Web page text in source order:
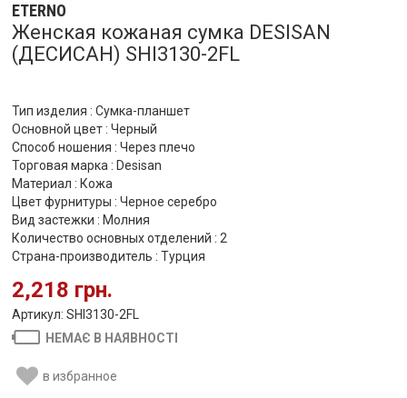
ETERNO
Женская кожаная сумка DESISAN
(ДЕСИСАН) SHI3130-2FL
Тип изделия : Сумка-планшет
Основной цвет : Черный
Способ ношения : Через плечо
Торговая марка : Desisan
Материал : Кожа
Цвет фурнитуры : Черное серебро
Вид застежки : Молния
Количество основных отделений : 2
Страна-производитель : Турция
2,218 грн.
Артикул: SHI3130-2FL
НЕМАЄ В НАЯВНОСТІ
в избранное